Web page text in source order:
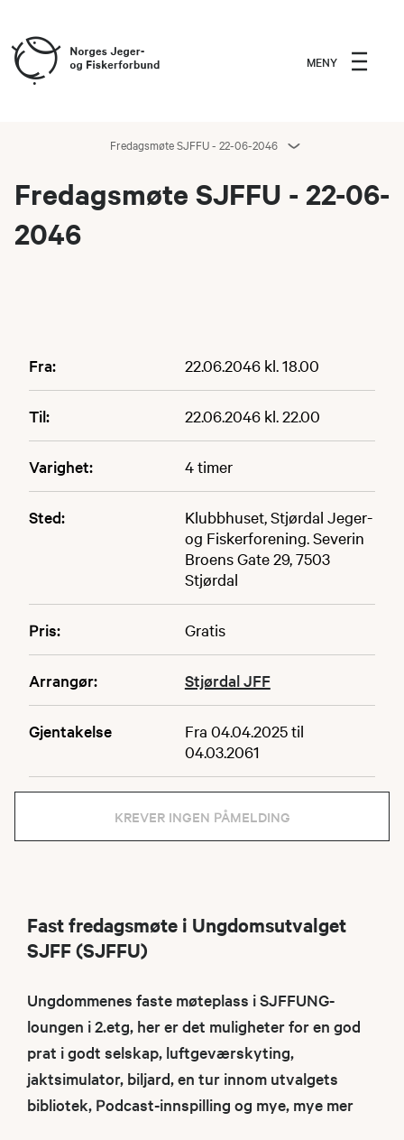
MENY
Fredagsmøte SJFFU - 22-06-2046
Fredagsmøte SJFFU - 22-06-
2046
Fra: 22.06.2046 kl. 18.00
Til: 22.06.2046 kl. 22.00
Varighet: 4 timer
Sted:
Klubbhuset, Stjørdal Jeger-
og Fiskerforening. Severin
Broens Gate 29, 7503
Stjørdal
Pris: Gratis
Arrangør: Stjørdal JFF
Gjentakelse
Fra 04.04.2025 til
04.03.2061
KREVER INGEN PÅMELDING
Fast fredagsmøte i Ungdomsutvalget
SJFF (SJFFU)
Ungdommenes faste møteplass i SJFFUNG-
loungen i 2.etg, her er det muligheter for en god
prat i godt selskap, luftgeværskyting,
jaktsimulator, biljard, en tur innom utvalgets
bibliotek, Podcast-innspilling og mye, mye mer